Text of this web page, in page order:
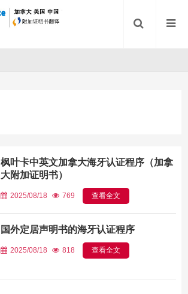
枫叶卡中英文加拿大海牙认证程序（加拿
大附加证明书）
2025/08/18 769 查看全文
国外定居声明书的海牙认证程序
2025/08/18 818 查看全文